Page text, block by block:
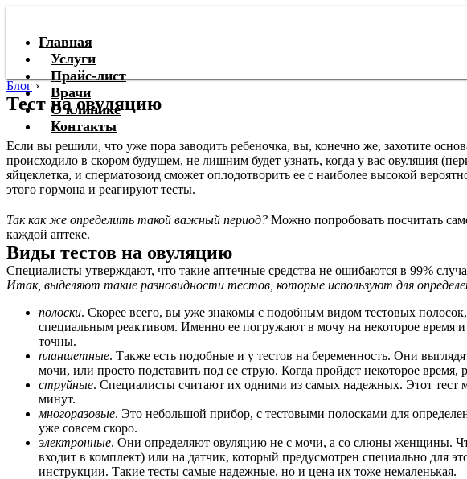
Главная
Услуги
Прайс-лист
Врачи
О клинике
Контакты
Блог ›
Тест на овуляцию
Если вы решили, что уже пора заводить ребеночка, вы, конечно же, захотите
происходило в скором будущем, не лишним будет узнать, когда у вас овуляция
яйцеклетка, и сперматозоид сможет оплодотворить ее с наиболее высокой
этого гормона и реагируют тесты.
Так как же определить такой важный период? Можно попробовать посчитать
каждой аптеке.
Виды тестов на овуляцию
Специалисты утверждают, что такие аптечные средства не ошибаются в 99%
Итак, выделяют такие разновидности тестов, которые используют для
полоски. Скорее всего, вы уже знакомы с подобным видом тестовых
специальным реактивом. Именно ее погружают в мочу на некоторое время и
точны.
планшетные. Также есть подобные и у тестов на беременность. Они
мочи, или просто подставить под ее струю. Когда пройдет некоторое время,
струйные. Специалисты считают их одними из самых надежных. Этот тест
минут.
многоразовые. Это небольшой прибор, с тестовыми полосками для
уже совсем скоро.
электронные. Они определяют овуляцию не с мочи, а со слюны женщины.
входит в комплект) или на датчик, который предусмотрен специально для
инструкции. Такие тесты самые надежные, но и цена их тоже немаленькая.